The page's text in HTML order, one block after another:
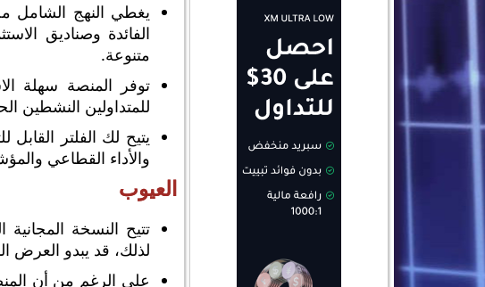
يغطي النهج الشامل
الفائدة وصناديق
متنوعة.
توفر المنصة سهلة
للمتداولين النشطين
يتيح لك الفلتر
والأداء القطاعي
العيوب
تتيح النسخة
لذلك، قد يبدو العرض
على الرغم من أن